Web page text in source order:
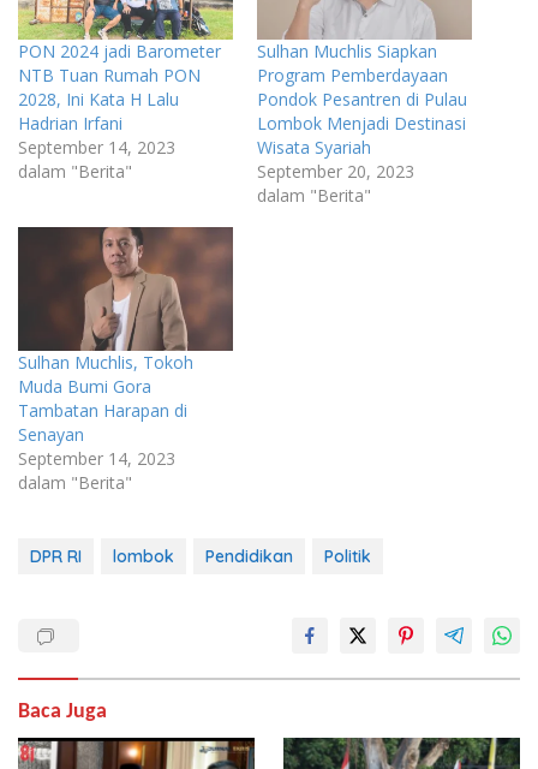
PON 2024 jadi Barometer
NTB Tuan Rumah PON
2028, Ini Kata H Lalu
Hadrian Irfani
September 14, 2023
dalam "Berita"
Sulhan Muchlis Siapkan
Program Pemberdayaan
Pondok Pesantren di Pulau
Lombok Menjadi Destinasi
Wisata Syariah
September 20, 2023
dalam "Berita"
Sulhan Muchlis, Tokoh
Muda Bumi Gora
Tambatan Harapan di
Senayan
September 14, 2023
dalam "Berita"
DPR RI lombok Pendidikan Politik
Baca Juga